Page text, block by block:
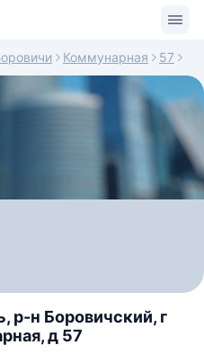
Коммунарная 57
р-н Боровичский, г
д 57